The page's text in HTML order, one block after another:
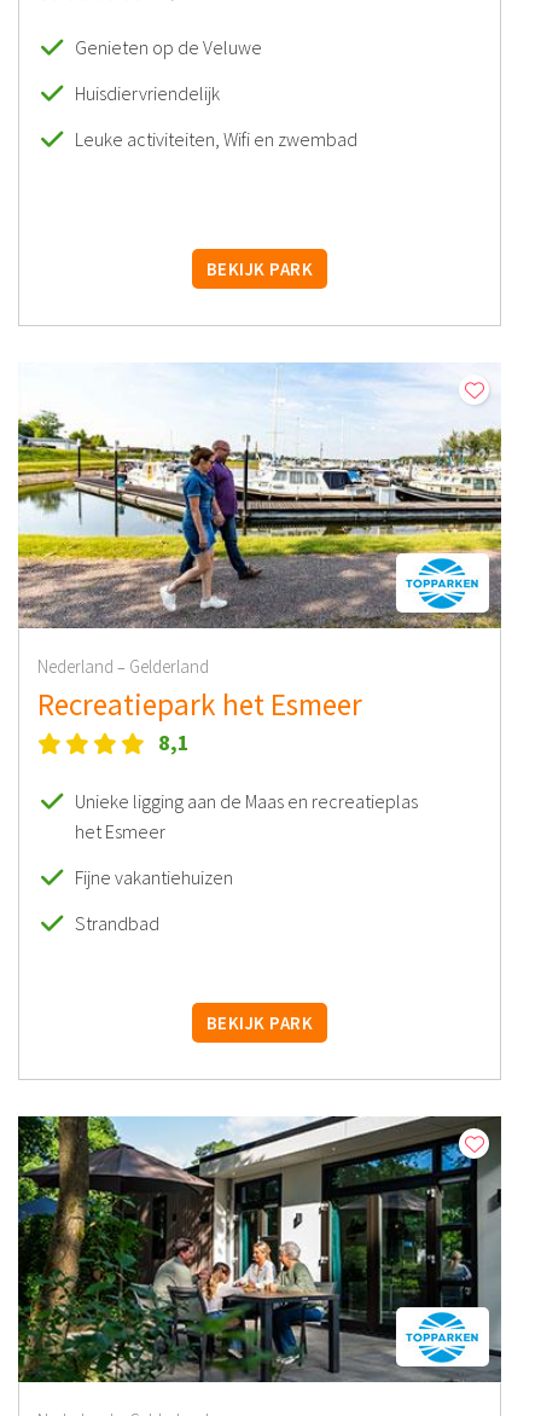
Genieten op de Veluwe
Huisdiervriendelijk
Leuke activiteiten, Wifi en zwembad
BEKIJK PARK
Nederland – Gelderland
Recreatiepark het Esmeer
8,1
Unieke ligging aan de Maas en recreatieplas
het Esmeer
Fijne vakantiehuizen
Strandbad
BEKIJK PARK